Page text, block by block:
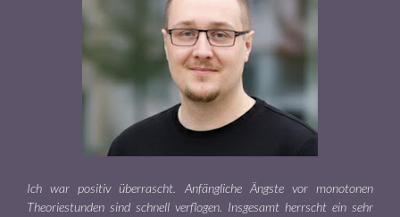
Ich war positiv überrascht. Anfängliche Ängste vor monotonen
Theoriestunden sind schnell verflogen. Insgesamt herrscht ein sehr